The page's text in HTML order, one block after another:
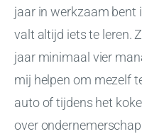
jaar in werkzaam bent
valt altijd iets te leren.
jaar minimaal vier
mij helpen om mezelf
auto of tijdens het
over